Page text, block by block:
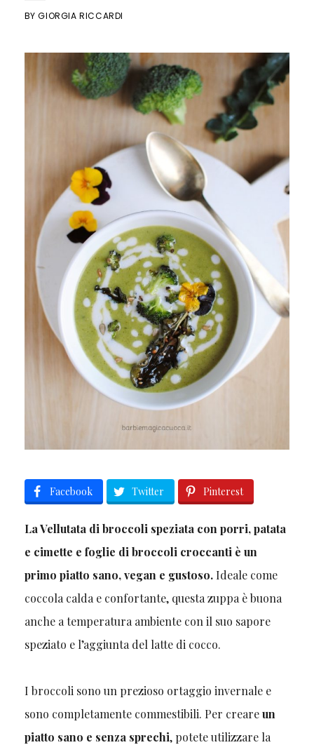
BYGIORGIA RICCARDI
Facebook Twitter Pinterest
La Vellutata di broccoli speziata con porri, patata
e cimette e foglie di broccoli croccanti è un
primo piatto sano, vegan e gustoso.Ideale come
coccola calda e confortante, questa zuppa è buona
anche a temperatura ambiente con il suo sapore
speziato e l’aggiunta del latte di cocco.
I broccoli sono un prezioso ortaggio invernale e
sono completamente commestibili. Per creareun
piatto sano e senza sprechi, potete utilizzare la